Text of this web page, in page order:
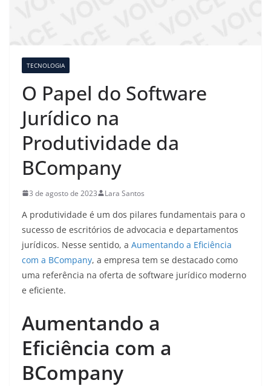
TECNOLOGIA
O Papel do Software
Jurídico na
Produtividade da
BCompany
3 de agosto de 2023 Lara Santos
A produtividade é um dos pilares fundamentais para o
sucesso de escritórios de advocacia e departamentos
jurídicos. Nesse sentido, a Aumentando a Eficiência
com a BCompany, a empresa tem se destacado como
uma referência na oferta de software jurídico moderno
e eficiente.
Aumentando a
Eficiência com a
BCompany